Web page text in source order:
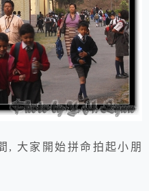
, 大家開始拼命拍起小朋